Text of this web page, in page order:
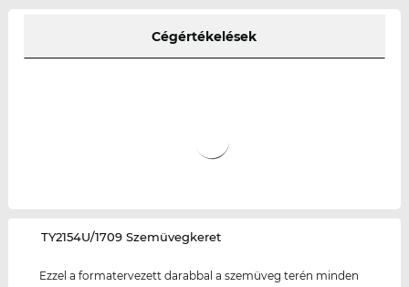
Cégértékelések
‌TY2154U/1709 Szemüvegkeret
Ezzel a formatervezett darabbal a szemüveg terén minden